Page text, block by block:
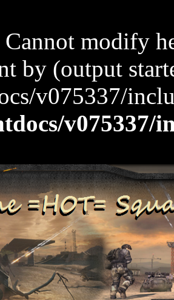
Cannot modify
by (output
v075337/
v075337/